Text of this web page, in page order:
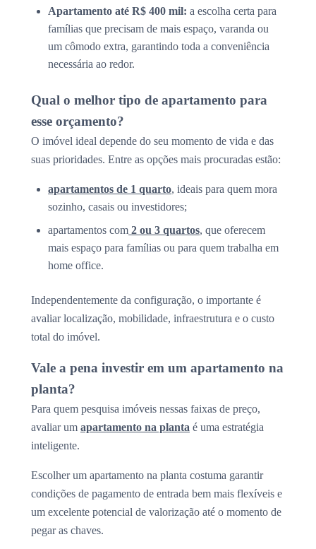
Apartamento até R$ 400 mil: a escolha certa para
famílias que precisam de mais espaço, varanda ou
um cômodo extra, garantindo toda a conveniência
necessária ao redor.
Qual o melhor tipo de apartamento para
esse orçamento?
O imóvel ideal depende do seu momento de vida e das
suas prioridades. Entre as opções mais procuradas estão:
apartamentos de 1 quarto, ideais para quem mora
sozinho, casais ou investidores;
apartamentos com 2 ou 3 quartos, que oferecem
mais espaço para famílias ou para quem trabalha em
home office.
Independentemente da configuração, o importante é
avaliar localização, mobilidade, infraestrutura e o custo
total do imóvel.
Vale a pena investir em um apartamento na
planta?
Para quem pesquisa imóveis nessas faixas de preço,
avaliar um apartamento na planta é uma estratégia
inteligente.
Escolher um apartamento na planta costuma garantir
condições de pagamento de entrada bem mais flexíveis e
um excelente potencial de valorização até o momento de
pegar as chaves.